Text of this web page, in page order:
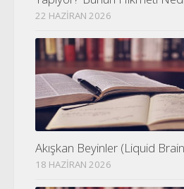
22 HAZIRAN 2026
Akışkan Beyinler (Liquid
18 HAZIRAN 2026